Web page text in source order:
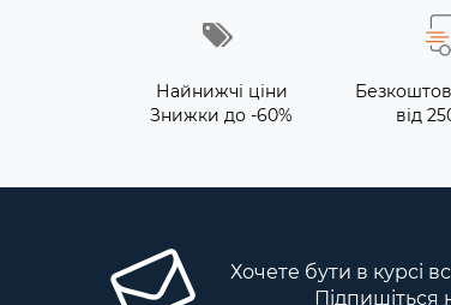
Найнижчі ціни
Знижки до -60%
від
Хочете бути в курсі
Підпишіться